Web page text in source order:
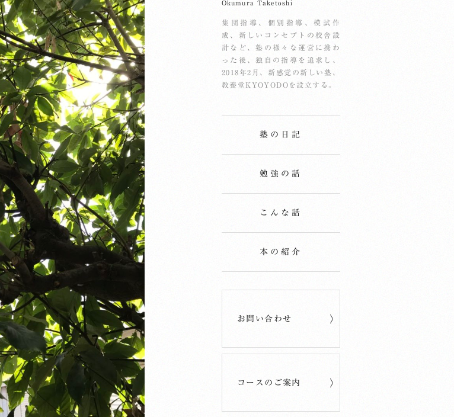
Okumura Taketoshi
集団指導、個別指導、模試作
成、新しいコンセプトの校舎設
計など、塾の様々な運営に携わ
った後、独自の指導を追求し、
2018年2月、新感覚の新しい塾、
教養堂KYOYODOを設立する。
塾の日記
勉強の話
こんな話
本の紹介
お問い合わせ
コースのご案内